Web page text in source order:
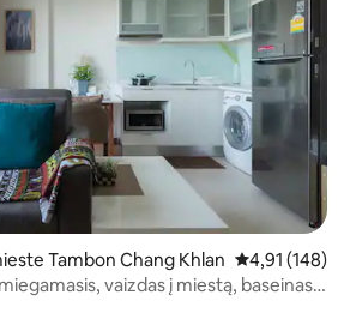
Tambon Chang Khlan Vidutinis
4,91 (148)
vaizdas į miestą, baseinas ir